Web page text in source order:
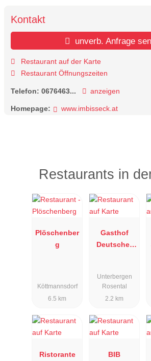
Kontakt
unverb. Anfrage
Restaurant auf der Karte
Restaurant Öffnungszeiten
Telefon: 0676463... anzeigen
Homepage: www.imbisseck.at
Restaurants in
Plöschenber
g
Köttmannsdorf
6.5 km
Gasthof
Deutscher
Unterbergen
Rosental
2.2 km
Ristorante
BIB